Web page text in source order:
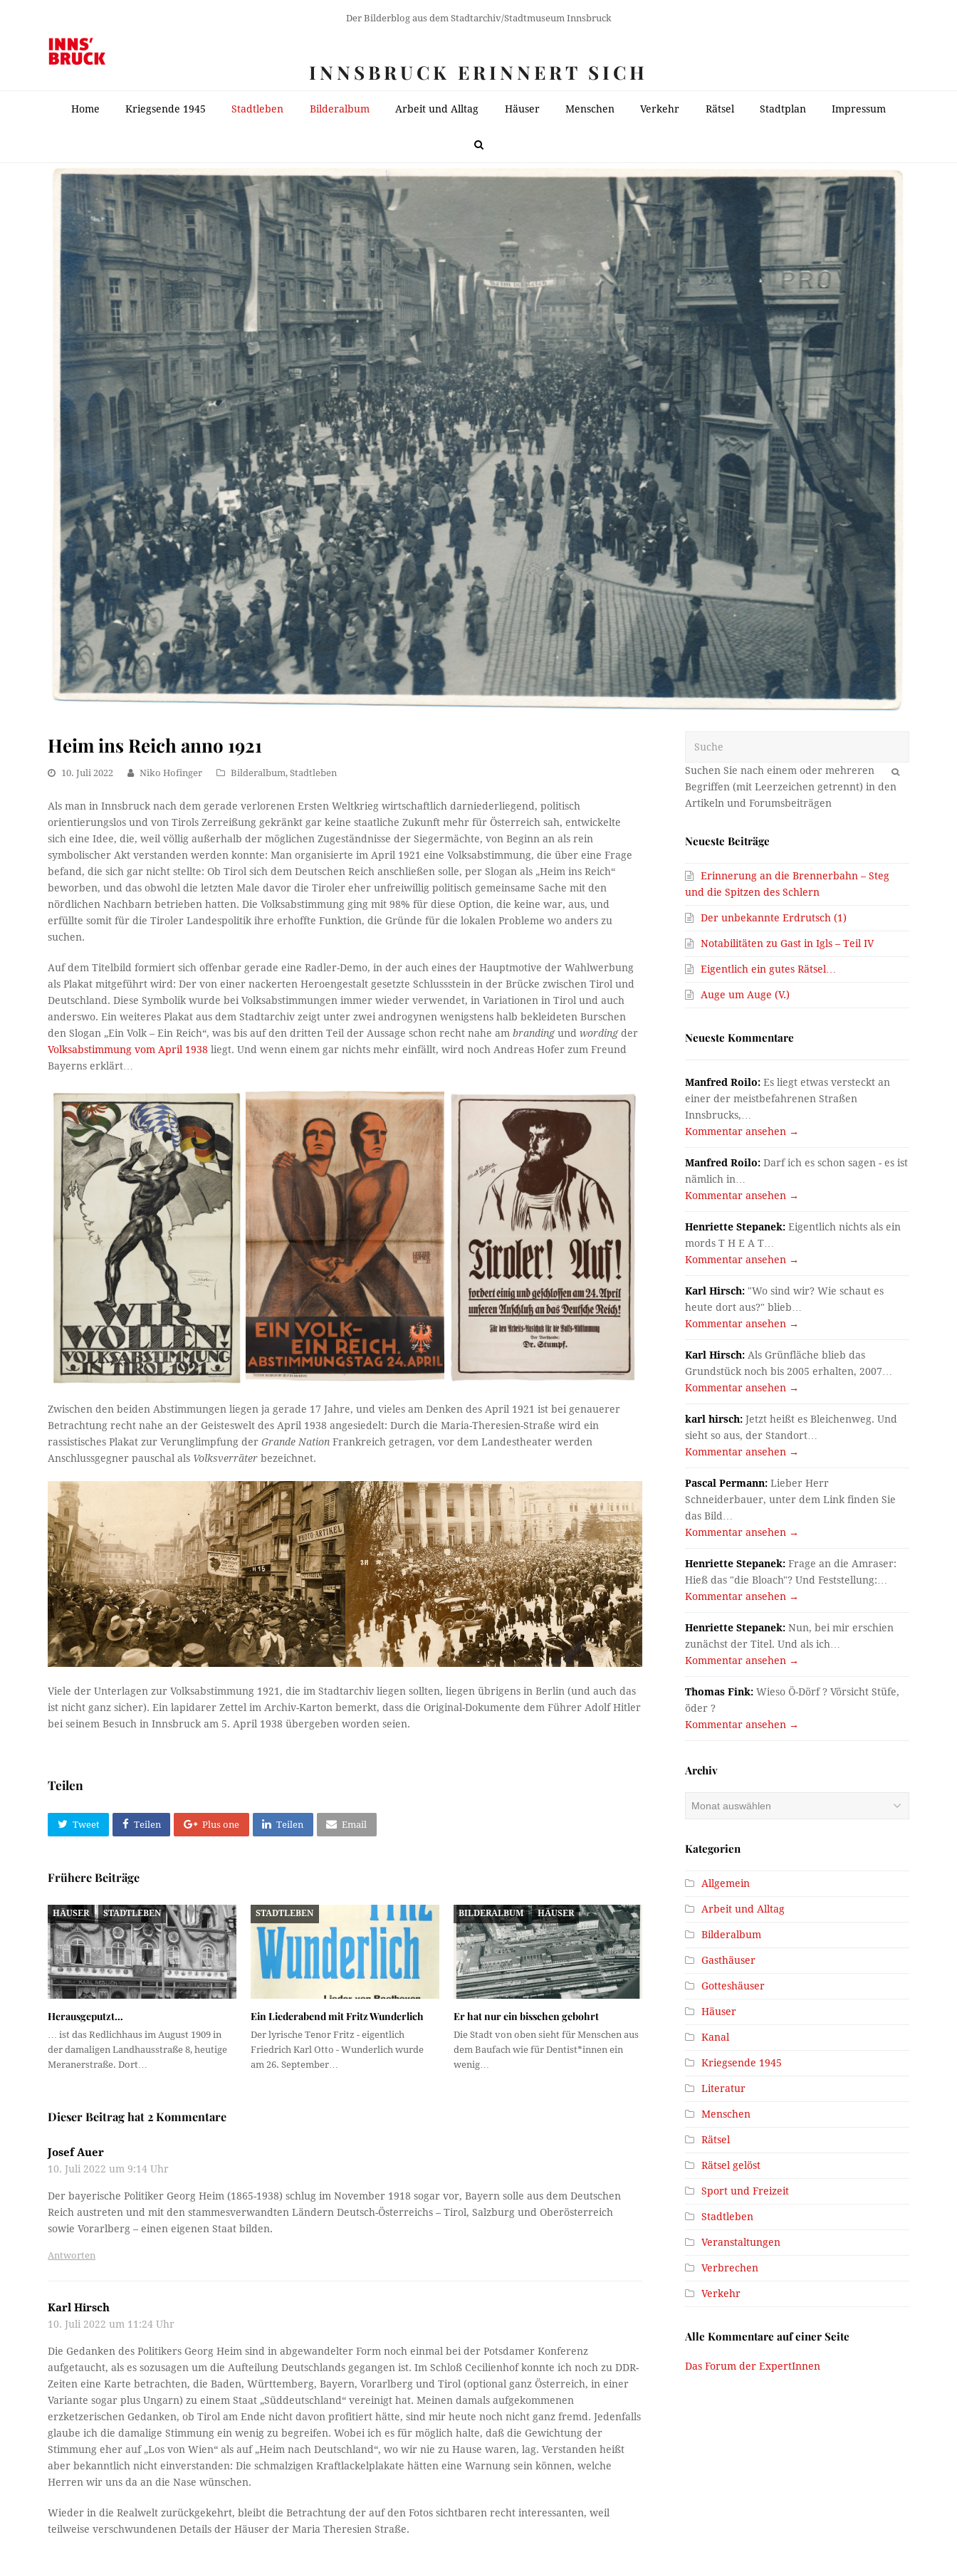
Der Bilderblog aus dem Stadtarchiv/Stadtmuseum Innsbruck
INNSBRUCK ERINNERT SICH
Home Kriegsende 1945 Stadtleben Bilderalbum Arbeit und Alltag Häuser Menschen Verkehr Rätsel Stadtplan Impressum
Heim ins Reich anno 1921
10. Juli 2022 Niko Hofinger Bilderalbum,Stadtleben
Als man in Innsbruck nach dem gerade verlorenen Ersten Weltkrieg wirtschaftlich darniederliegend, politisch
orientierungslos und von Tirols Zerreißung gekränkt gar keine staatliche Zukunft mehr für Österreich sah, entwickelte
sich eine Idee, die, weil völlig außerhalb der möglichen Zugeständnisse der Siegermächte, von Beginn an als rein
symbolischer Akt verstanden werden konnte: Man organisierte im April 1921 eine Volksabstimmung, die über eine Frage
befand, die sich gar nicht stellte: Ob Tirol sich dem Deutschen Reich anschließen solle, per Slogan als „Heim ins Reich“
beworben, und das obwohl die letzten Male davor die Tiroler eher unfreiwillig politisch gemeinsame Sache mit den
nördlichen Nachbarn betrieben hatten. Die Volksabstimmung ging mit 98% für diese Option, die keine war, aus, und
erfüllte somit für die Tiroler Landespolitik ihre erhoffte Funktion, die Gründe für die lokalen Probleme wo anders zu
suchen.
Auf dem Titelbild formiert sich offenbar gerade eine Radler-Demo, in der auch eines der Hauptmotive der Wahlwerbung
als Plakat mitgeführt wird: Der von einer nackerten Heroengestalt gesetzte Schlussstein in der Brücke zwischen Tirol und
Deutschland. Diese Symbolik wurde bei Volksabstimmungen immer wieder verwendet, in Variationen in Tirol und auch
anderswo. Ein weiteres Plakat aus dem Stadtarchiv zeigt unter zwei androgynen wenigstens halb bekleideten Burschen
den Slogan „Ein Volk – Ein Reich“, was bis auf den dritten Teil der Aussage schon recht nahe ambrandingundwordingder
Volksabstimmung vom April 1938 liegt. Und wenn einem gar nichts mehr einfällt, wird noch Andreas Hofer zum Freund
Bayerns erklärt…
Zwischen den beiden Abstimmungen liegen ja gerade 17 Jahre, und vieles am Denken des April 1921 ist bei genauerer
Betrachtung recht nahe an der Geisteswelt des April 1938 angesiedelt: Durch die Maria-Theresien-Straße wird ein
rassistisches Plakat zur Verunglimpfung derGrande Nation Frankreich getragen, vor dem Landestheater werden
Anschlussgegner pauschal als Volksverräter bezeichnet.
Viele der Unterlagen zur Volksabstimmung 1921, die im Stadtarchiv liegen sollten, liegen übrigens in Berlin (und auch das
ist nicht ganz sicher). Ein lapidarer Zettel im Archiv-Karton bemerkt, dass die Original-Dokumente dem Führer Adolf Hitler
bei seinem Besuch in Innsbruck am 5. April 1938 übergeben worden seien.
Teilen
Tweet Teilen Plus one Teilen Email
Frühere Beiträge
HÄUSER STADTLEBEN
Herausgeputzt…
… ist das Redlichhaus im August 1909 in
der damaligen Landhausstraße 8, heutige
Meranerstraße. Dort…
STADTLEBEN
Ein Liederabend mit Fritz Wunderlich
Der lyrische Tenor Fritz - eigentlich
Friedrich Karl Otto - Wunderlich wurde
am 26. September…
BILDERALBUM HÄUSER
Er hat nur ein bisschen gebohrt
Die Stadt von oben sieht für Menschen aus
dem Baufach wie für Dentist*innen ein
wenig…
Dieser Beitrag hat 2 Kommentare
Josef Auer
10. Juli 2022 um 9:14 Uhr
Der bayerische Politiker Georg Heim (1865-1938) schlug im November 1918 sogar vor, Bayern solle aus dem Deutschen
Reich austreten und mit den stammesverwandten Ländern Deutsch-Österreichs – Tirol, Salzburg und Oberösterreich
sowie Vorarlberg – einen eigenen Staat bilden.
Antworten
Karl Hirsch
10. Juli 2022 um 11:24 Uhr
Die Gedanken des Politikers Georg Heim sind in abgewandelter Form noch einmal bei der Potsdamer Konferenz
aufgetaucht, als es sozusagen um die Aufteilung Deutschlands gegangen ist. Im Schloß Cecilienhof konnte ich noch zu DDR-
Zeiten eine Karte betrachten, die Baden, Württemberg, Bayern, Vorarlberg und Tirol (optional ganz Österreich, in einer
Variante sogar plus Ungarn) zu einem Staat „Süddeutschland“ vereinigt hat. Meinen damals aufgekommenen
erzketzerischen Gedanken, ob Tirol am Ende nicht davon profitiert hätte, sind mir heute noch nicht ganz fremd. Jedenfalls
glaube ich die damalige Stimmung ein wenig zu begreifen. Wobei ich es für möglich halte, daß die Gewichtung der
Stimmung eher auf „Los von Wien“ als auf „Heim nach Deutschland“, wo wir nie zu Hause waren, lag. Verstanden heißt
aber bekanntlich nicht einverstanden: Die schmalzigen Kraftlackelplakate hätten eine Warnung sein können, welche
Herren wir uns da an die Nase wünschen.
Wieder in die Realwelt zurückgekehrt, bleibt die Betrachtung der auf den Fotos sichtbaren recht interessanten, weil
teilweise verschwundenen Details der Häuser der Maria Theresien Straße.
OK
Neueste Beiträge
Erinnerung an die Brennerbahn – Steg
und die Spitzen des Schlern
Der unbekannte Erdrutsch (1)
Notabilitäten zu Gast in Igls – Teil IV
Eigentlich ein gutes Rätsel…
Auge um Auge (V.)
Neueste Kommentare
Manfred Roilo: Es liegt etwas versteckt an
einer der meistbefahrenen Straßen
Innsbrucks,…
Kommentar ansehen →
Manfred Roilo: Darf ich es schon sagen - es ist
nämlich in…
Kommentar ansehen →
Henriette Stepanek: Eigentlich nichts als ein
mords T H E A T…
Kommentar ansehen →
Karl Hirsch: "Wo sind wir? Wie schaut es
heute dort aus?" blieb…
Kommentar ansehen →
Karl Hirsch: Als Grünfläche blieb das
Grundstück noch bis 2005 erhalten, 2007…
Kommentar ansehen →
karl hirsch: Jetzt heißt es Bleichenweg. Und
sieht so aus, der Standort…
Kommentar ansehen →
Pascal Permann: Lieber Herr
Schneiderbauer, unter dem Link finden Sie
das Bild…
Kommentar ansehen →
Henriette Stepanek: Frage an die Amraser:
Hieß das "die Bloach"? Und Feststellung:…
Kommentar ansehen →
Henriette Stepanek: Nun, bei mir erschien
zunächst der Titel. Und als ich…
Kommentar ansehen →
Thomas Fink: Wieso Ö-Dörf ? Vörsicht Stüfe,
öder ?
Kommentar ansehen →
Archiv
Archiv
Kategorien
Allgemein
Arbeit und Alltag
Bilderalbum
Gasthäuser
Gotteshäuser
Häuser
Kanal
Kriegsende 1945
Literatur
Menschen
Rätsel
Rätsel gelöst
Sport und Freizeit
Stadtleben
Veranstaltungen
Verbrechen
Verkehr
Alle Kommentare auf einer Seite
Das Forum der ExpertInnen